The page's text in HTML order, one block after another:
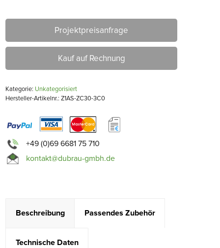
Projektpreisanfrage
Kauf auf Rechnung
Kategorie: Unkategorisiert
Hersteller-Artikelnr.: Z1AS-ZC30-3C0
+49 (0)69 6681 75 710
kontakt@dubrau-gmbh.de
Beschreibung Passendes Zubehör
Technische Daten